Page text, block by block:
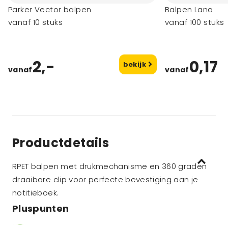
Parker Vector balpen
vanaf 10 stuks
vanaf2,- bekijk
Balpen Lana
vanaf 100 stuks
vanaf0,17
Productdetails
RPET balpen met drukmechanisme en 360 graden
draaibare clip voor perfecte bevestiging aan je
notitieboek.
Pluspunten